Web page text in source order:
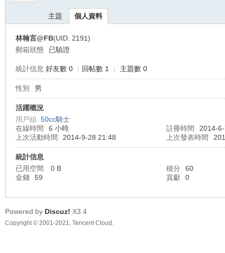
›
主題 個人資料
林翰言@FB(UID: 2191)
郵箱狀態
已驗證
統計信息 好友數 0 | 回帖數 1 | 主題數 0
性別 男
活躍概況
用戶組 50cc騎士
在線時間
6 小時 註冊時間
2014-
上次活動時間
2014-9-28 21:48 上次發表時間
統計信息
已用空間
0 B 積分
60
金錢
59 貢獻 0
Powered by Discuz! X3.4
Copyright © 2001-2021, Tencent Cloud.